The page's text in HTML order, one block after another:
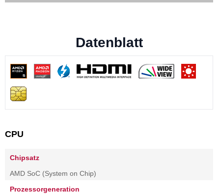
Datenblatt
CPU
Chipsatz
AMD SoC (System on Chip)
Prozessorgeneration